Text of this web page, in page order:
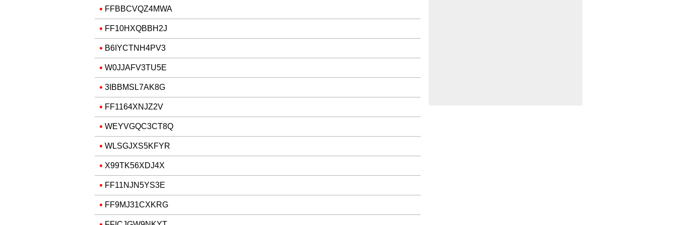
FFBBCVQZ4MWA
FF10HXQBBH2J
B6IYCTNH4PV3
W0JJAFV3TU5E
3IBBMSL7AK8G
FF1164XNJZ2V
WEYVGQC3CT8Q
WLSGJXS5KFYR
X99TK56XDJ4X
FF11NJN5YS3E
FF9MJ31CXKRG